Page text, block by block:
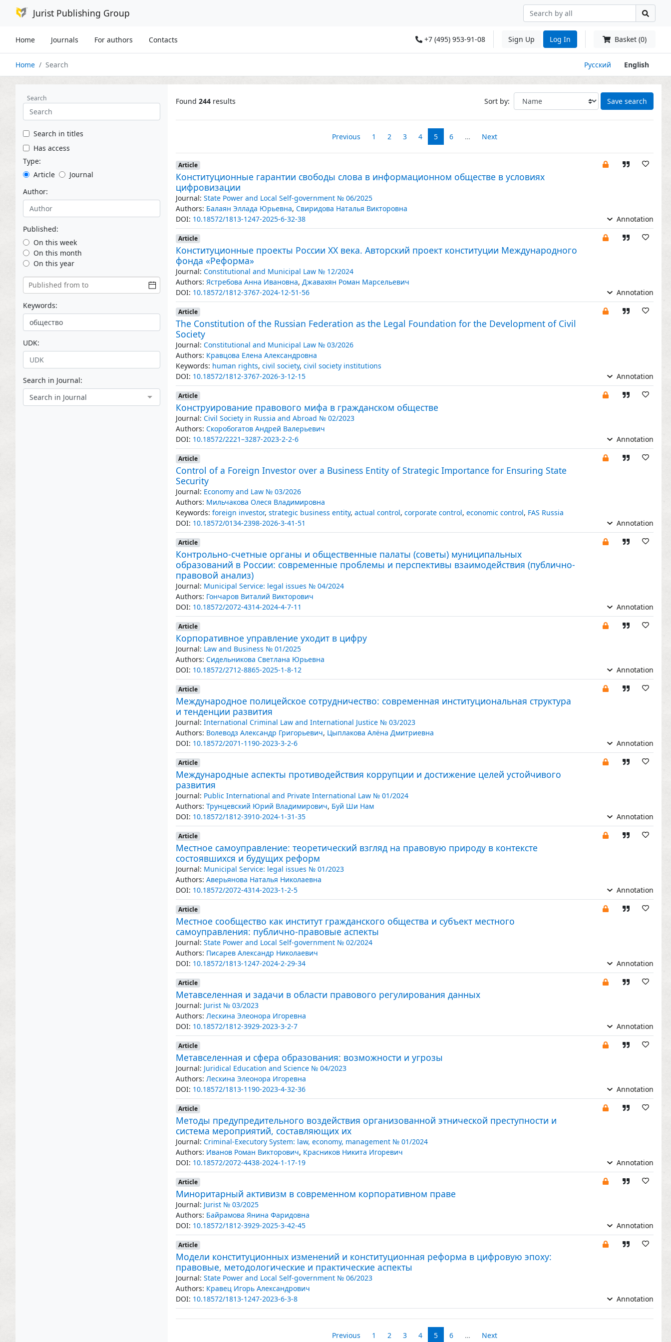
Jurist Publishing Group
Home Journals For authors Contacts +7 (495) 953-91-08 Sign Up Log In Basket (0)
Home Search Русский English
Search
Search in titles
Has access
Type:
Article
Journal
Author:
Published:
On this week
On this month
On this year
Keywords:
UDK:
Search in Journal:
Search in Journal
Found 244 results Sort by: Save search
Previous 1 2 3 4 5 6 … Next
Article
Конституционные гарантии свободы слова в информационном обществе в условиях
цифровизации
Journal: State Power and Local Self-government № 06/2025
Authors: Балаян Эллада Юрьевна, Свиридова Наталья Викторовна
DOI: 10.18572/1813-1247-2025-6-32-38 Annotation
Article
Конституционные проекты России XX века. Авторский проект конституции Международного
фонда «Реформа»
Journal: Constitutional and Municipal Law № 12/2024
Authors: Ястребова Анна Ивановна, Джавахян Роман Марсельевич
DOI: 10.18572/1812-3767-2024-12-51-56 Annotation
Article
The Constitution of the Russian Federation as the Legal Foundation for the Development of Civil
Society
Journal: Constitutional and Municipal Law № 03/2026
Authors: Кравцова Елена Александровна
Keywords: human rights, civil society, civil society institutions
DOI: 10.18572/1812-3767-2026-3-12-15 Annotation
Article
Конструирование правового мифа в гражданском обществе
Journal: Civil Society in Russia and Abroad № 02/2023
Authors: Скоробогатов Андрей Валерьевич
DOI: 10.18572/2221–3287-2023-2-2-6 Annotation
Article
Control of a Foreign Investor over a Business Entity of Strategic Importance for Ensuring State
Security
Journal: Economy and Law № 03/2026
Authors: Мильчакова Олеся Владимировна
Keywords: foreign investor, strategic business entity, actual control, corporate control, economic control, FAS Russia
DOI: 10.18572/0134-2398-2026-3-41-51 Annotation
Article
Контрольно-счетные органы и общественные палаты (советы) муниципальных
образований в России: современные проблемы и перспективы взаимодействия (публично-
правовой анализ)
Journal: Municipal Service: legal issues № 04/2024
Authors: Гончаров Виталий Викторович
DOI: 10.18572/2072-4314-2024-4-7-11 Annotation
Article
Корпоративное управление уходит в цифру
Journal: Law and Business № 01/2025
Authors: Сидельникова Светлана Юрьевна
DOI: 10.18572/2712-8865-2025-1-8-12 Annotation
Article
Международное полицейское сотрудничество: современная институциональная структура
и тенденции развития
Journal: International Criminal Law and International Justice № 03/2023
Authors: Волеводз Александр Григорьевич, Цыплакова Алёна Дмитриевна
DOI: 10.18572/2071-1190-2023-3-2-6 Annotation
Article
Международные аспекты противодействия коррупции и достижение целей устойчивого
развития
Journal: Public International and Private International Law № 01/2024
Authors: Трунцевский Юрий Владимирович, Буй Ши Нам
DOI: 10.18572/1812-3910-2024-1-31-35 Annotation
Article
Местное самоуправление: теоретический взгляд на правовую природу в контексте
состоявшихся и будущих реформ
Journal: Municipal Service: legal issues № 01/2023
Authors: Аверьянова Наталья Николаевна
DOI: 10.18572/2072-4314-2023-1-2-5 Annotation
Article
Местное сообщество как институт гражданского общества и субъект местного
самоуправления: публично-правовые аспекты
Journal: State Power and Local Self-government № 02/2024
Authors: Писарев Александр Николаевич
DOI: 10.18572/1813-1247-2024-2-29-34 Annotation
Article
Метавселенная и задачи в области правового регулирования данных
Journal: Jurist № 03/2023
Authors: Лескина Элеонора Игоревна
DOI: 10.18572/1812-3929-2023-3-2-7 Annotation
Article
Метавселенная и сфера образования: возможности и угрозы
Journal: Juridical Education and Science № 04/2023
Authors: Лескина Элеонора Игоревна
DOI: 10.18572/1813-1190-2023-4-32-36 Annotation
Article
Методы предупредительного воздействия организованной этнической преступности и
система мероприятий, составляющих их
Journal: Criminal-Executory System: law, economy, management № 01/2024
Authors: Иванов Роман Викторович, Красников Никита Игоревич
DOI: 10.18572/2072-4438-2024-1-17-19 Annotation
Article
Миноритарный активизм в современном корпоративном праве
Journal: Jurist № 03/2025
Authors: Байрамова Янина Фаридовна
DOI: 10.18572/1812-3929-2025-3-42-45 Annotation
Article
Модели конституционных изменений и конституционная реформа в цифровую эпоху:
правовые, методологические и практические аспекты
Journal: State Power and Local Self-government № 06/2023
Authors: Кравец Игорь Александрович
DOI: 10.18572/1813-1247-2023-6-3-8 Annotation
Previous 1 2 3 4 5 6 … Next